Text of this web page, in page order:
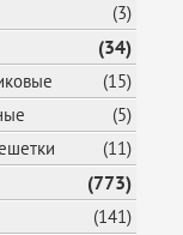
(3)
(34)
(15)
(5)
(11)
(773)
(141)